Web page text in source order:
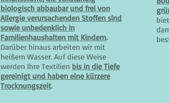
biologisch abbaubar und frei von
Allergie verursachenden Stoffen sind
sowie unbedenklich in
Familienhaushalten mit Kindern.
Darüber hinaus arbeiten wir mit
heißem Wasser. Auf diese Weise
werden Ihre Textilien bis in die Tiefe
gereinigt und haben eine kürzere
Trocknungszeit.